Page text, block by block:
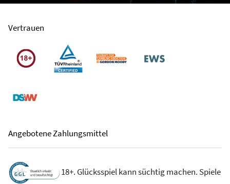
Vertrauen
Angebotene Zahlungsmittel
18+. Glücksspiel kann süchtig machen. Spiele